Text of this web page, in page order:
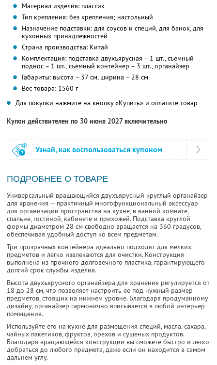
Материал изделия: пластик
Тип крепления: без крепления; настольный
Назначение подставки: для соусов и специй, для банок, для
кухонных принадлежностей
Страна производства: Китай
Комплектация: подставка двухъярусная – 1 шт., съемный
поднос – 1 шт., съемный контейнер – 3 шт., органайзер
Габариты: высота – 37 см, ширина – 28 см
Вес товара: 1560 г
Для покупки нажмите на кнопку «Купить» и оплатите товар
Купон действителен по 30 июня 2027 включительно
Узнай, как воспользоваться купоном
ПОДРОБНЕЕ О ТОВАРЕ
Универсальный вращающийся двухъярусный круглый органайзер
для хранения — практичный многофункциональный аксессуар
для организации пространства на кухне, в ванной комнате,
спальне, гостиной, кабинете и прихожей. Подставка круглой
формы диаметром 28 см свободно вращается на 360 градусов,
обеспечивая удобный доступ ко всем предметам.
Три прозрачных контейнера идеально подходят для мелких
предметов и легко извлекаются для очистки. Конструкция
выполнена из прочного долговечного пластика, гарантирующего
долгий срок службы изделия.
Высота двухъярусного органайзера для хранения регулируется от
18 до 28 см, что позволяет настроить ее под нужный размер
предметов, стоящих на нижнем уровне. Благодаря продуманному
дизайну, органайзер гармонично вписывается в любой интерьер
помещения.
Используйте его на кухне для размещения специй, масла, сахара,
чайных пакетиков, фруктов, орехов и сушеных продуктов.
Благодаря вращающейся конструкции вы сможете быстро и легко
добраться до любого предмета, даже если он находится в самом
дальнем углу.